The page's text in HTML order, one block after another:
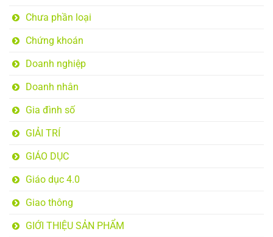
Chưa phần loại
Chứng khoán
Doanh nghiệp
Doanh nhân
Gia đình số
GIẢI TRÍ
GIÁO DỤC
Giáo dục 4.0
Giao thông
GIỚI THIỆU SẢN PHẨM